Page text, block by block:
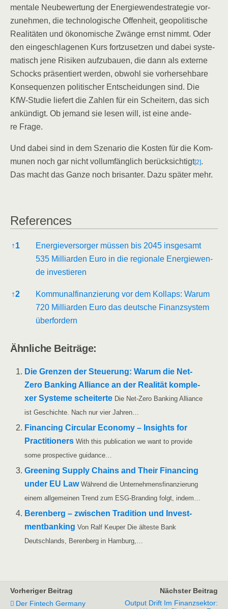
men­ta­le Neu­be­wer­tung der Ener­gie­wen­de­stra­te­gie vor­
zu­neh­men, die tech­no­lo­gi­sche Offen­heit, geo­po­li­ti­sche
Rea­li­tä­ten und öko­no­mi­sche Zwän­ge ernst nimmt. Oder
den ein­ge­schla­ge­nen Kurs fort­zu­set­zen und dabei sys­te­
ma­tisch jene Risi­ken auf­zu­bau­en, die dann als exter­ne
Schocks prä­sen­tiert wer­den, obwohl sie vor­her­seh­ba­re
Kon­se­quen­zen poli­ti­scher Ent­schei­dun­gen sind. Die
KfW-Stu­die lie­fert die Zah­len für ein Schei­tern, das sich
ankün­digt. Ob jemand sie lesen will, ist eine ande­
re Frage.
Und dabei sind in dem Sze­na­rio die Kos­ten für die Kom­
mu­nen noch gar nicht voll­um­fäng­lich berück­sich­tigt[2].
Das macht das Gan­ze noch bri­san­ter. Dazu spä­ter mehr.
Refe­ren­ces
Refe­ren­ces
↑1
Ener­gie­ver­sor­ger müs­sen bis 2045 ins­ge­samt
535 Mil­li­ar­den Euro in die regio­na­le Ener­gie­wen­
de investieren
↑2
Kom­mu­nal­fi­nan­zie­rung vor dem Kol­laps: War­um
720 Mil­li­ar­den Euro das deut­sche Finanz­sys­tem
überfordern
Ähn­li­che Beiträge:
Die Gren­zen der Steue­rung: War­um die Net-
Zero Ban­king Alli­ance an der Rea­li­tät kom­ple­
xer Sys­te­me schei­ter­te Die Net-Zero Ban­king Alli­ance
ist Geschich­te. Nach nur vier Jahren…
Finan­cing Cir­cu­lar Eco­no­my – Insights for
Prac­ti­tio­ners With this publi­ca­ti­on we want to pro­vi­de
some pro­s­pec­ti­ve guidance…
Gree­ning Sup­p­ly Chains and Their Finan­cing
under EU Law Wäh­rend die Unter­neh­mens­fi­nan­zie­rung
einem all­ge­mei­nen Trend zum ESG-Bran­­ding folgt, indem…
Beren­berg – zwi­schen Tra­di­ti­on und Invest­
ment­ban­king Von Ralf Keu­per Die ältes­te Bank
Deutsch­lands, Beren­berg in Hamburg,…
Vorheriger Beitrag
Der Fintech Germany
Nächster Beitrag
Output Drift Im Finanzsektor: